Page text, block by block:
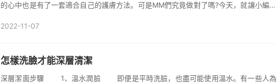
的心中也是有了一套適合自己的護膚方法。可是MM們究竟做對了嗎?今天，就讓小編來
只用...
2022-11-07
怎樣洗臉才能深層清潔
深層潔面步驟 1、溫水潤臉 即便是平時洗臉，也盡可能使用溫水。有一些人為